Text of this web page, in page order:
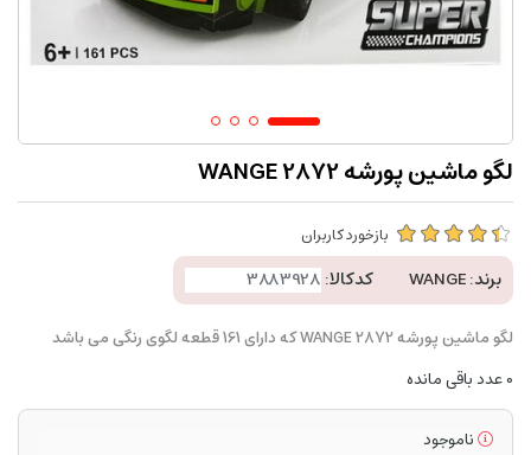
لگو ماشین پورشه WANGE 2872
بازخورد کاربران
برند:WANGE کدکالا:
لگو ماشین پورشه WANGE 2872 که دارای 161 قطعه لگوی رنگی می باشد
0عدد باقی مانده
ناموجود